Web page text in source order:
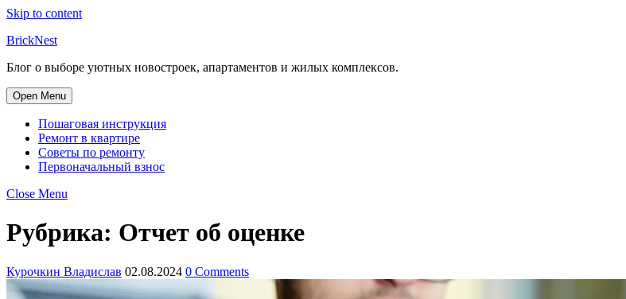
Skip to content
BrickNest
Блог о выборе уютных новостроек, апартаментов и жилых комплексов.
Open Menu
Пошаговая инструкция
Ремонт в квартире
Советы по ремонту
Первоначальный взнос
Close Menu
Рубрика: Отчет об оценке
Курочкин Владислав 02.08.2024 0 Comments